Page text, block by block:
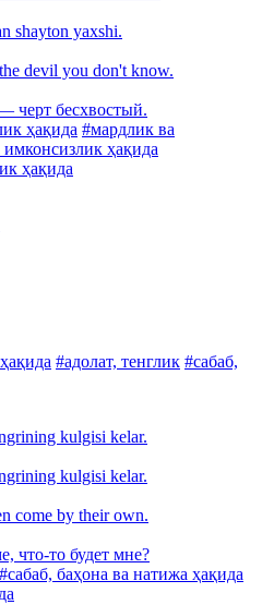
shayton yaxshi.
devil you don't know.
черт бесхвостый.
ҳақида #мардлик ва
ҳақида
ҳақида
#адолат, тенглик #сабаб,
kulgisi kelar.
kulgisi kelar.
come by their own.
что-то будет мне?
#сабаб, баҳона ва натижа ҳақида